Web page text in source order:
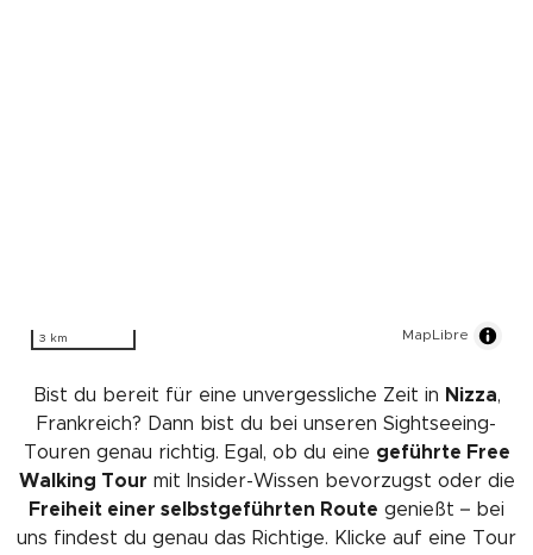
3 km MapLibre
Bist du bereit für eine unvergessliche Zeit in Nizza,
Frankreich? Dann bist du bei unseren Sightseeing-
Touren genau richtig. Egal, ob du eine geführte Free
Walking Tour mit Insider-Wissen bevorzugst oder die
Freiheit einer selbstgeführten Route genießt – bei
uns findest du genau das Richtige. Klicke auf eine Tour